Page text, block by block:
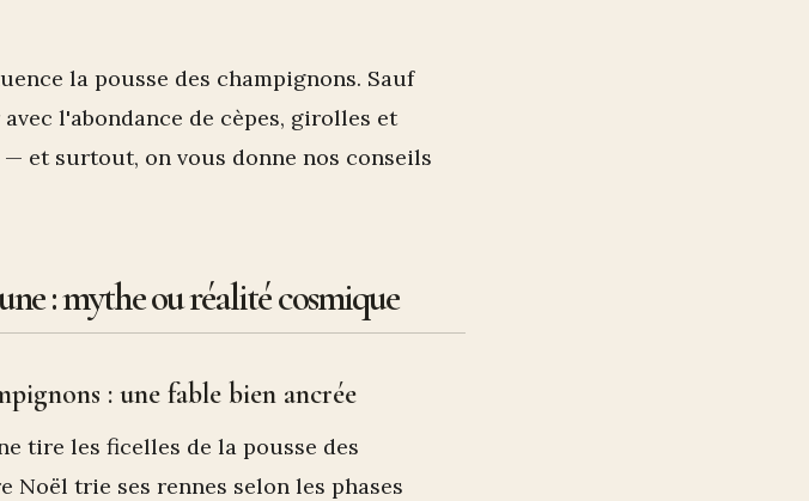
la pousse des champignons. Sauf
l'abondance de cèpes, girolles et
et surtout, on vous donne nos conseils
: mythe ou réalité cosmique
: une fable bien ancrée
tire les ficelles de la pousse des
Noël trie ses rennes selon les phases